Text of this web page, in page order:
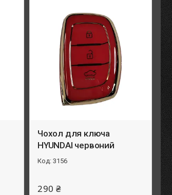
Чохол для ключа
HYUNDAI червоний
3156
290 ₴